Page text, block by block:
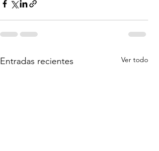
Entradas recientes Ver todo